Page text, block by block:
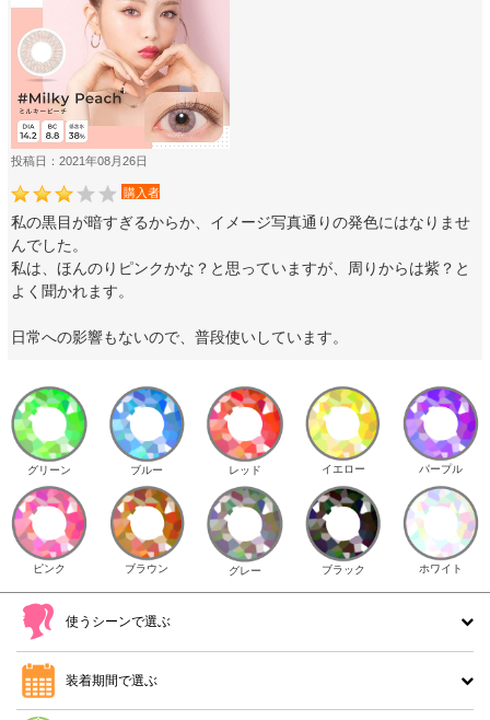
投稿日：2021年08月26日
購入者
私の黒目が暗すぎるからか、イメージ写真通りの発色にはなりませ
んでした。
私は、ほんのりピンクかな？と思っていますが、周りからは紫？と
よく聞かれます。
日常への影響もないので、普段使いしています。
グリーン ブルー レッド イエロー パープル
ピンク ブラウン グレー ブラック ホワイト
使うシーンで選ぶ
装着期間で選ぶ